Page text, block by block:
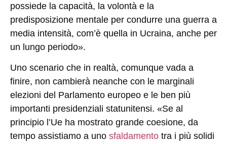
possiede la capacità, la volontà e la
predisposizione mentale per condurre una guerra a
media intensità, com’è quella in Ucraina, anche per
un lungo periodo».
Uno scenario che in realtà, comunque vada a
finire, non cambierà neanche con le marginali
elezioni del Parlamento europeo e le ben più
importanti presidenziali statunitensi. «Se al
principio l’Ue ha mostrato grande coesione, da
tempo assistiamo a uno sfaldamento tra i più solidi